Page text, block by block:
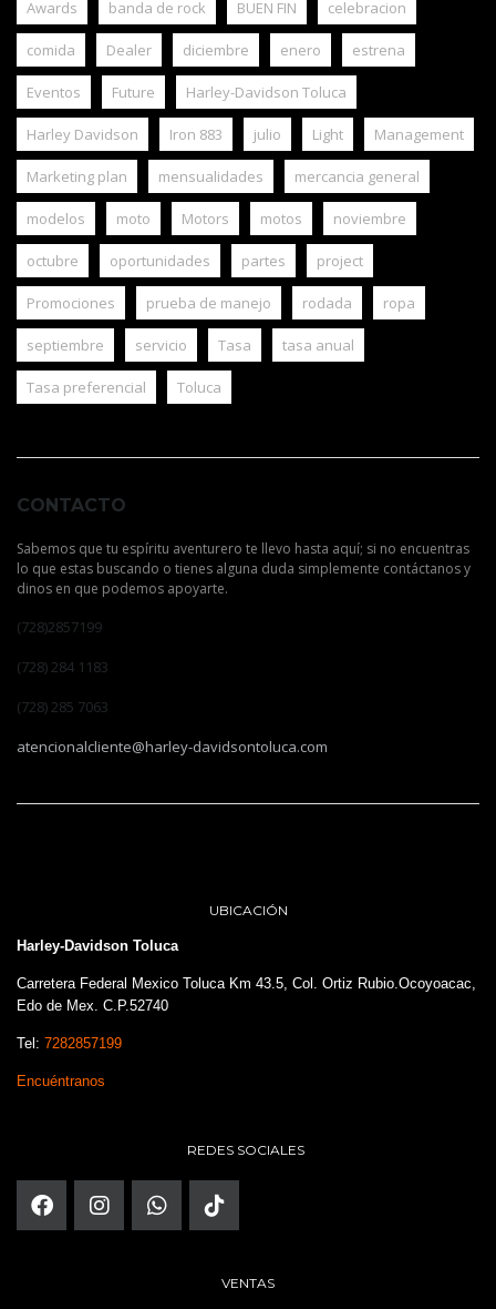
Awards banda de rock BUEN FIN celebracion
comida Dealer diciembre enero estrena
Eventos Future Harley-Davidson Toluca
Harley Davidson Iron 883 julio Light Management
Marketing plan mensualidades mercancia general
modelos moto Motors motos noviembre
octubre oportunidades partes project
Promociones prueba de manejo rodada ropa
septiembre servicio Tasa tasa anual
Tasa preferencial Toluca
CONTACTO
Sabemos que tu espíritu aventurero te llevo hasta aquí; si no encuentras
lo que estas buscando o tienes alguna duda simplemente contáctanos y
dinos en que podemos apoyarte.
(728)2857199
(728) 284 1183
(728) 285 7063
atencionalcliente@harley-davidsontoluca.com
UBICACIÓN
Harley-Davidson Toluca
Carretera Federal Mexico Toluca Km 43.5, Col. Ortiz Rubio.Ocoyoacac,
Edo de Mex. C.P.52740
Tel: 7282857199
Encuéntranos
REDES SOCIALES
VENTAS